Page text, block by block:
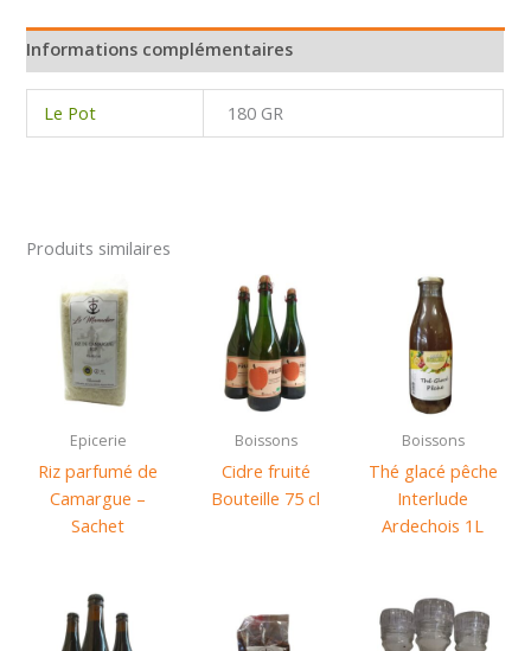
Informations complémentaires
Le Pot 180 GR
Produits similaires
Epicerie
Riz parfumé de
Camargue –
Sachet
Boissons
Cidre fruité
Bouteille 75 cl
Boissons
Thé glacé pêche
Interlude
Ardechois 1L